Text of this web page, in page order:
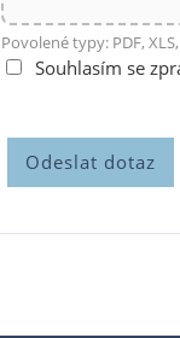
Povolené typy: PDF,
Souhlasím se